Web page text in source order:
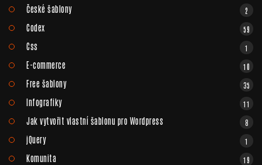
České šablony 2
Codex 59
Css 1
E-commerce 10
Free šablony 35
Infografiky 11
Jak vytvořit vlastní šablonu pro Wordpress 8
jQuery 1
Komunita 19